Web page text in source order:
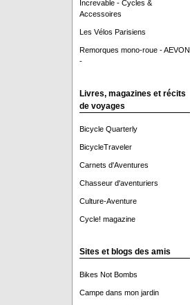
Increvable - Cycles &
Accessoires
Les Vélos Parisiens
Remorques mono-roue - AEVON
-
Livres, magazines et récits
de voyages
Bicycle Quarterly
BicycleTraveler
Carnets d'Aventures
Chasseur d'aventuriers
Culture-Aventure
Cycle! magazine
Sites et blogs des amis
Bikes Not Bombs
Campe dans mon jardin